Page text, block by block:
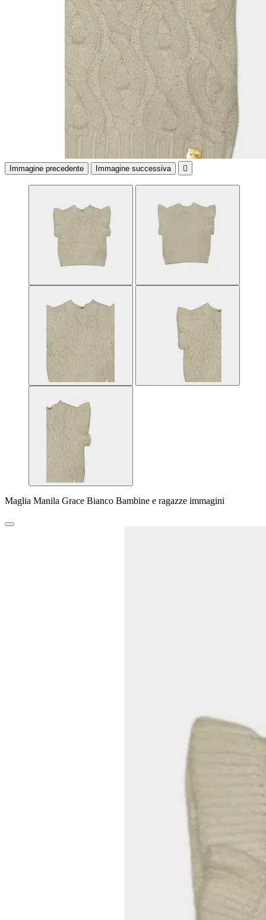
Immagine precedente Immagine successiva 
Maglia Manila Grace Bianco Bambine e ragazze immagini